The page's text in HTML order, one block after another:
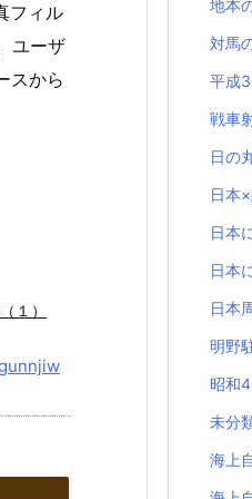
フィル
ユーザ
スから
１）
地本
対馬
平成
戦車
日の
日本
日本
日本
日本
明野
昭和
未分
海上